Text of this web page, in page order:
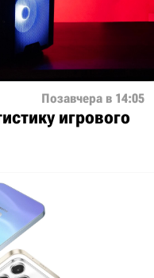
Позавчера в 14:05
игрового